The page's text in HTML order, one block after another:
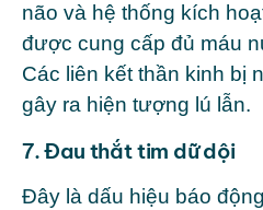
não và hệ thống kích
được cung cấp đủ máu
Các liên kết thần kinh bị
gây ra hiện tượng lú lẫn.
7. Đau thắt tim dữ dội
Đây là dấu hiệu báo